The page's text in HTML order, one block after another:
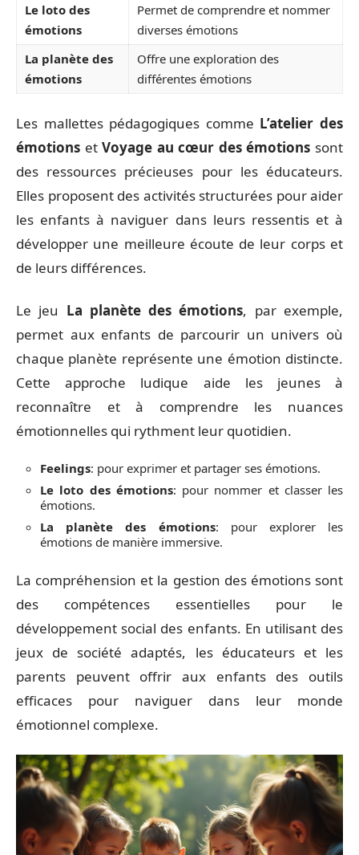
Le loto des
émotions
Permet de comprendre et nommer
diverses émotions
La planète des
émotions
Offre une exploration des
différentes émotions
Les mallettes pédagogiques comme L’atelier des
émotions etVoyage au cœur des émotions sont
des ressources précieuses pour les éducateurs.
Elles proposent des activités structurées pour aider
les enfants à naviguer dans leurs ressentis et à
développer une meilleure écoute de leur corps et
de leurs différences.
Le jeu La planète des émotions, par exemple,
permet aux enfants de parcourir un univers où
chaque planète représente une émotion distincte.
Cette approche ludique aide les jeunes à
reconnaître et à comprendre les nuances
émotionnelles qui rythment leur quotidien.
Feelings: pour exprimer et partager ses émotions.
Le loto des émotions: pour nommer et classer les
émotions.
La planète des émotions: pour explorer les
émotions de manière immersive.
La compréhension et la gestion des émotions sont
des compétences essentielles pour le
développement social des enfants. En utilisant des
jeux de société adaptés, les éducateurs et les
parents peuvent offrir aux enfants des outils
efficaces pour naviguer dans leur monde
émotionnel complexe.